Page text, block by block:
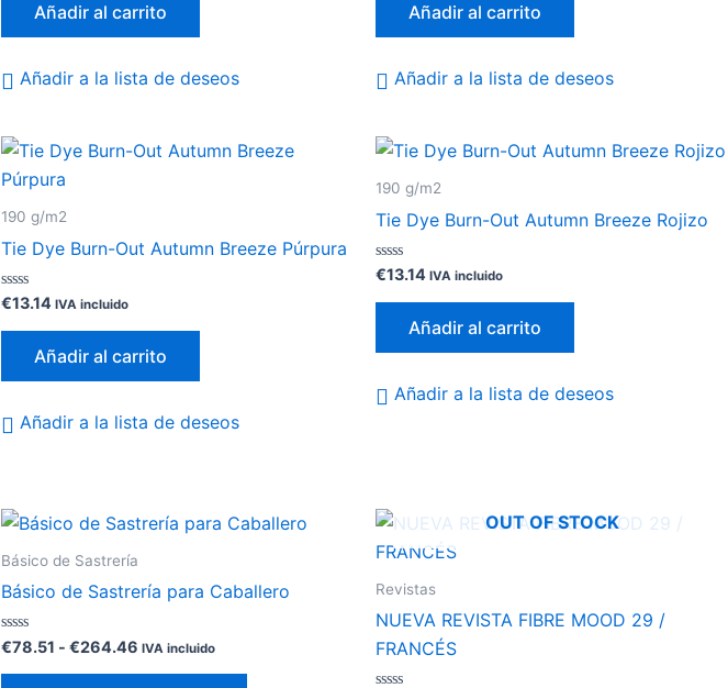
Añadir al carrito
Añadir a la lista de deseos
Añadir al carrito
Añadir a la lista de deseos
190 g/m2
Tie Dye Burn-Out Autumn Breeze Púrpura
Valorado
0
€13.14 IVA incluido
Añadir al carrito
Añadir a la lista de deseos
190 g/m2
Tie Dye Burn-Out Autumn Breeze Rojizo
Valorado
0
€13.14 IVA incluido
Añadir al carrito
Añadir a la lista de deseos
Básico de Sastrería
Básico de Sastrería para Caballero
Valorado
0
€78.51 - €264.46
Rango
de
€78.51
IVA incluido
Este
OUT OF STOCK
Revistas
NUEVA REVISTA FIBRE MOOD 29 /
FRANCÉS